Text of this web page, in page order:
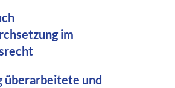
im
überarbeitete und